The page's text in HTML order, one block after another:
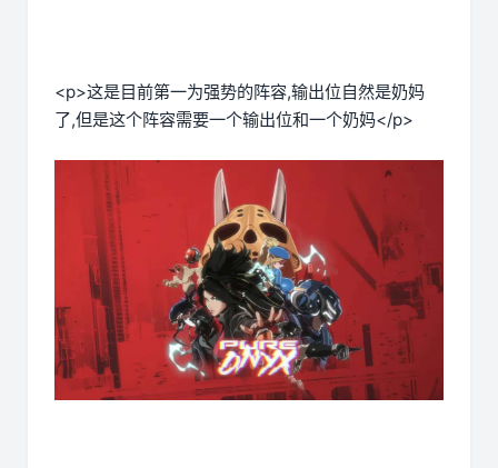
<p>这是目前第一为强势的阵容,输出位自然是奶妈
了,但是这个阵容需要一个输出位和一个奶妈</p>